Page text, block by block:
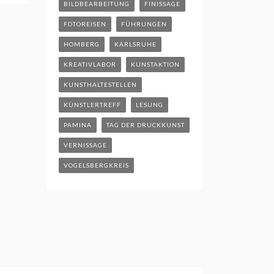
BILDBEARBEITUNG FINISSAGE
FOTOREISEN FÜHRUNGEN
HOMBERG KARLSRUHE
KREATIVLABOR KUNSTAKTION
KUNSTHALTESTELLEN
KÜNSTLERTREFF LESUNG
PAMINA TAG DER DRUCKKUNST
VERNISSAGE
VOGELSBERGKREIS